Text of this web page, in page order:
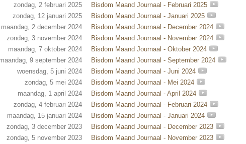
zondag, 2 februari 2025
Bisdom Maand Journaal - Februari 2025
zondag, 12 januari 2025
Bisdom Maand Journaal - Januari 2025
maandag, 2 december 2024
Bisdom Maand Journaal - December 2024
zondag, 3 november 2024
Bisdom Maand Journaal - November 2024
maandag, 7 oktober 2024
Bisdom Maand Journaal - Oktober 2024
9 september 2024
Bisdom Maand Journaal - September 2024
woensdag, 5 juni 2024
Bisdom Maand Journaal - Juni 2024
zondag, 5 mei 2024
Bisdom Maand Journaal - Mei 2024
maandag, 1 april 2024
Bisdom Maand Journaal - April 2024
zondag, 4 februari 2024
Bisdom Maand Journaal - Februari 2024
maandag, 15 januari 2024
Bisdom Maand Journaal - Januari 2024
zondag, 3 december 2023
Bisdom Maand Journaal - December 2023
zondag, 5 november 2023
Bisdom Maand Journaal - November 2023